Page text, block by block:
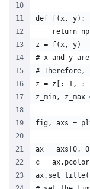
def f(x, y):
return
z = f(x, y)
# x and y
# Therefore,
z = z[:-1, :-
z_min,
fig, axs =
ax = axs[0,
c =